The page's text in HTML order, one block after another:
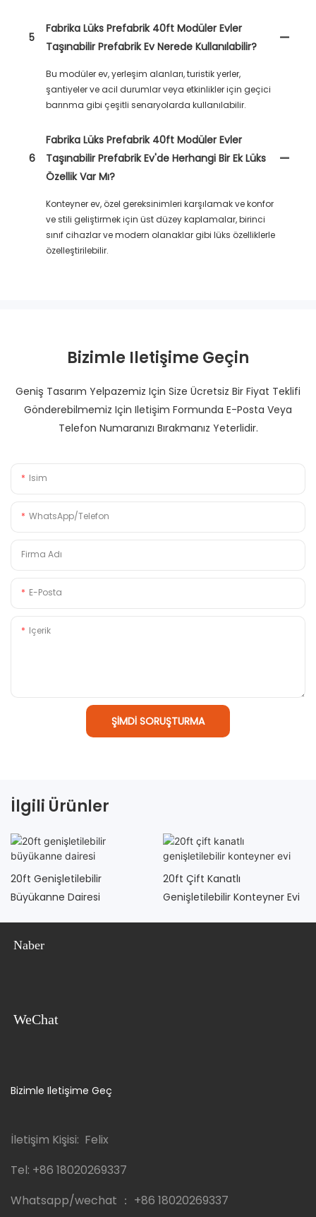
5
Fabrika Lüks Prefabrik 40ft Modüler Evler
Taşınabilir Prefabrik Ev Nerede Kullanılabilir?
Bu modüler ev, yerleşim alanları, turistik yerler,
şantiyeler ve acil durumlar veya etkinlikler için geçici
barınma gibi çeşitli senaryolarda kullanılabilir.
6
Fabrika Lüks Prefabrik 40ft Modüler Evler
Taşınabilir Prefabrik Ev'de Herhangi Bir Ek Lüks
Özellik Var Mı?
Konteyner ev, özel gereksinimleri karşılamak ve konfor
ve stili geliştirmek için üst düzey kaplamalar, birinci
sınıf cihazlar ve modern olanaklar gibi lüks özelliklerle
özelleştirilebilir.
Bizimle Iletişime Geçin
Geniş Tasarım Yelpazemiz Için Size Ücretsiz Bir Fiyat Teklifi
Gönderebilmemiz Için Iletişim Formunda E-Posta Veya
Telefon Numaranızı Bırakmanız Yeterlidir.
Isim
WhatsApp/Telefon
Firma Adı
E-Posta
Içerik
ŞIMDI SORUŞTURMA
İlgili Ürünler
20ft Genişletilebilir
Büyükanne Dairesi
20ft Çift Kanatlı
Genişletilebilir Konteyner Evi
Naber
WeChat
Bizimle Iletişime Geç
İletişim Kişisi: Felix
Tel: +86 18020269337
Whatsapp/wechat ： +86 18020269337